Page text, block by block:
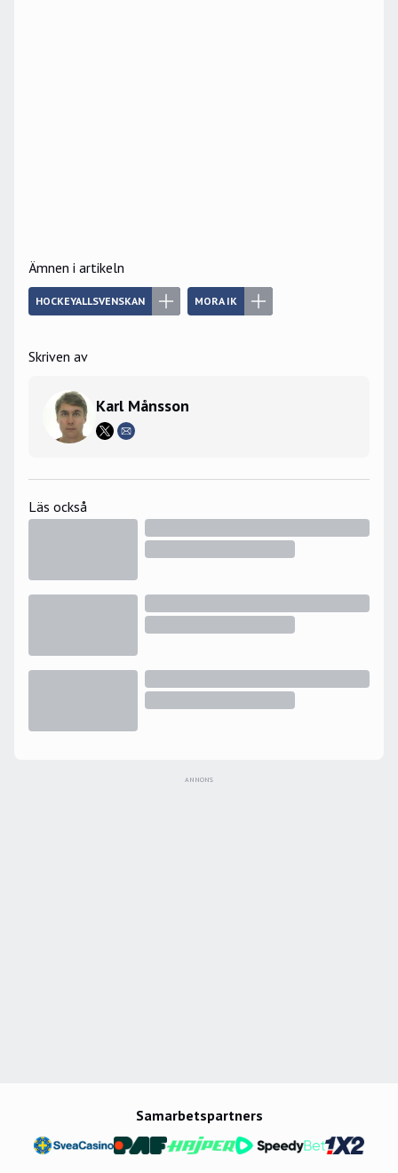
Ämnen i artikeln
HOCKEYALLSVENSKAN MORA IK
Skriven av
Karl Månsson
Läs också
ANNONS
Samarbetspartners